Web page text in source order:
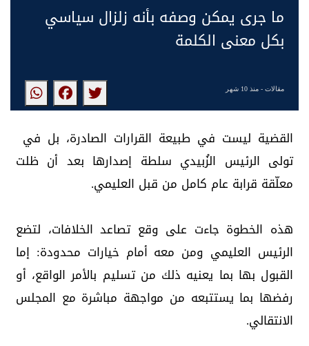
ما جرى يمكن وصفه بأنه زلزال سياسي
بكل معنى الكلمة
مقالات- منذ 10 شهر
القضية ليست في طبيعة القرارات الصادرة، بل في
تولى الرئيس الزُبيدي سلطة إصدارها بعد أن ظلت
معلّقة قرابة عام كامل من قبل العليمي.
هذه الخطوة جاءت على وقع تصاعد الخلافات، لتضع
الرئيس العليمي ومن معه أمام خيارات محدودة: إما
القبول بها بما يعنيه ذلك من تسليم بالأمر الواقع، أو
رفضها بما يستتبعه من مواجهة مباشرة مع المجلس
الانتقالي.